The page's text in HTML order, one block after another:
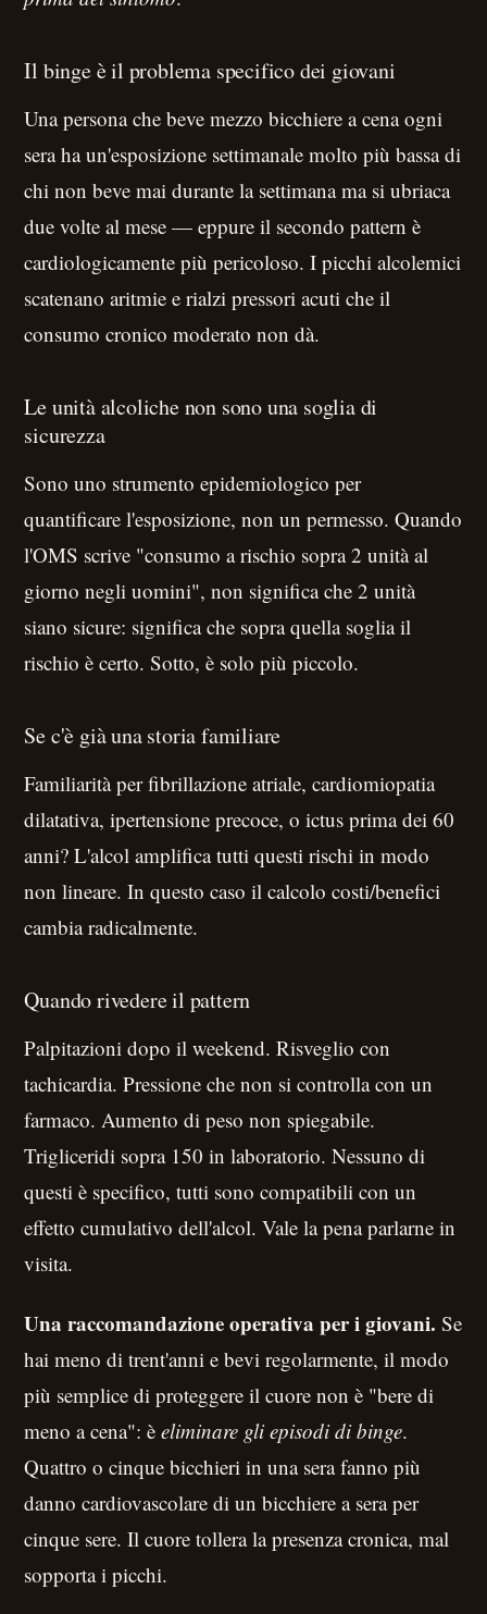
Il binge è il problema specifico dei giovani
Una persona che beve mezzo bicchiere a cena ogni
sera ha un'esposizione settimanale molto più bassa di
chi non beve mai durante la settimana ma si ubriaca
due volte al mese — eppure il secondo pattern è
cardiologicamente più pericoloso. I picchi alcolemici
scatenano aritmie e rialzi pressori acuti che il
consumo cronico moderato non dà.
Le unità alcoliche non sono una soglia di
sicurezza
Sono uno strumento epidemiologico per
quantificare l'esposizione, non un permesso. Quando
l'OMS scrive "consumo a rischio sopra 2 unità al
giorno negli uomini", non significa che 2 unità
siano sicure: significa che sopra quella soglia il
rischio è certo. Sotto, è solo più piccolo.
Se c'è già una storia familiare
Familiarità per fibrillazione atriale, cardiomiopatia
dilatativa, ipertensione precoce, o ictus prima dei 60
anni? L'alcol amplifica tutti questi rischi in modo
non lineare. In questo caso il calcolo costi/benefici
cambia radicalmente.
Quando rivedere il pattern
Palpitazioni dopo il weekend. Risveglio con
tachicardia. Pressione che non si controlla con un
farmaco. Aumento di peso non spiegabile.
Trigliceridi sopra 150 in laboratorio. Nessuno di
questi è specifico, tutti sono compatibili con un
effetto cumulativo dell'alcol. Vale la pena parlarne in
visita.
Una raccomandazione operativa per i giovani. Se
hai meno di trent'anni e bevi regolarmente, il modo
più semplice di proteggere il cuore non è "bere di
meno a cena": èeliminare gli episodi di binge.
Quattro o cinque bicchieri in una sera fanno più
danno cardiovascolare di un bicchiere a sera per
cinque sere. Il cuore tollera la presenza cronica, mal
sopporta i picchi.